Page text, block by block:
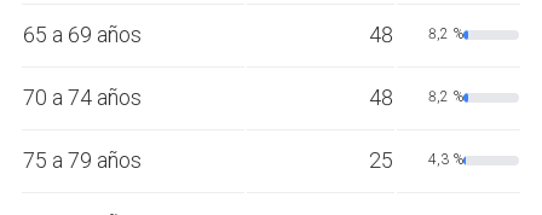
65 a 69 años 48 8,2 %
70 a 74 años 48 8,2 %
75 a 79 años 25 4,3 %